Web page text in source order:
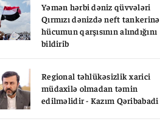
Yəmən hərbi dəniz qüvvələri
Qırmızı dənizdə neft tankerinə
hücumun qarşısının alındığını
bildirib
Regional təhlükəsizlik xarici
müdaxilə olmadan təmin
edilməlidir - Kazım Qəribabadi